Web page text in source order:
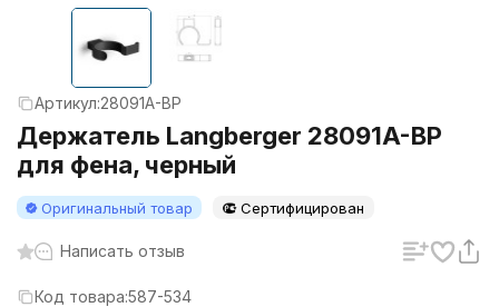
Артикул:28091A-BP
Держатель Langberger 28091A-BP
для фена, черный
Оригинальный товар Сертифицирован
Написать отзыв
Код товара:587-534